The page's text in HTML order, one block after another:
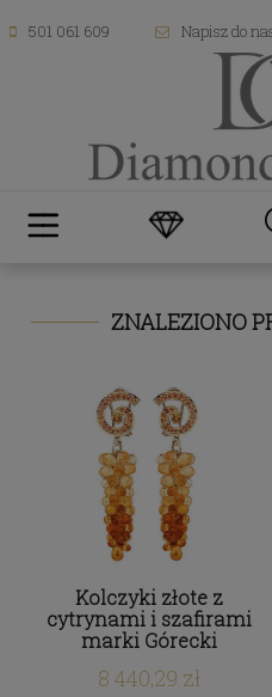
501 061 609 Napisz do
ZNALEZIONO
Kolczyki złote z
cytrynami i szafirami
marki Górecki
8 440,29 zł